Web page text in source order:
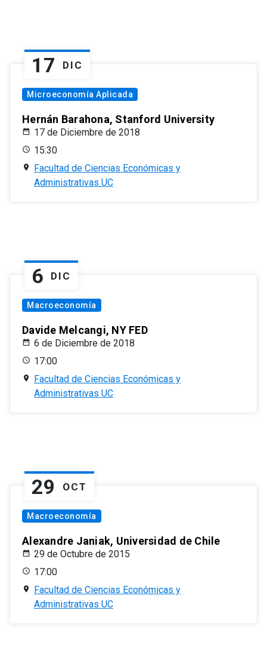
17 DIC
Microeconomía Aplicada
Hernán Barahona, Stanford University
17 de Diciembre de 2018
15:30
Facultad de Ciencias Económicas y
Administrativas UC
6 DIC
Macroeconomía
Davide Melcangi, NY FED
6 de Diciembre de 2018
17:00
Facultad de Ciencias Económicas y
Administrativas UC
29 OCT
Macroeconomía
Alexandre Janiak, Universidad de Chile
29 de Octubre de 2015
17:00
Facultad de Ciencias Económicas y
Administrativas UC